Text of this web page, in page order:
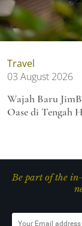
Travel
03 August 2026
Wajah Baru
Oase di Tengah
Be part of the